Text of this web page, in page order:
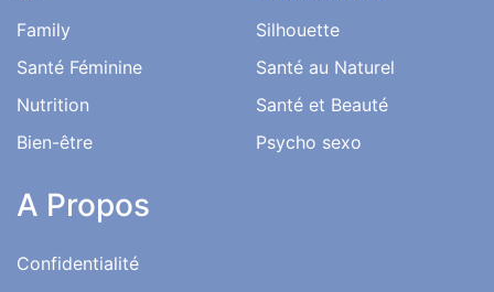
Family
Santé Féminine
Nutrition
Bien-être
Silhouette
Santé au Naturel
Santé et Beauté
Psycho sexo
A Propos
Confidentialité